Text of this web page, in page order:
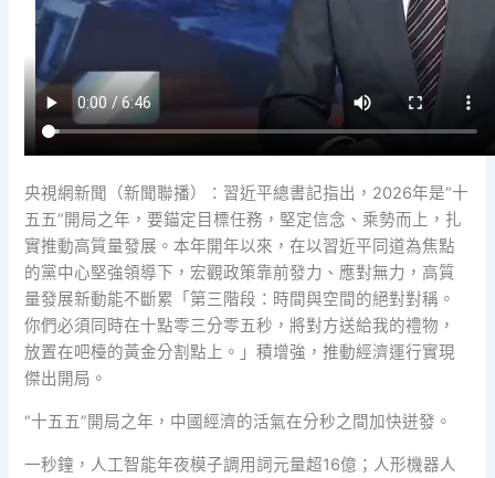
央視網新聞（新聞聯播）：習近平總書記指出，2026年是“十
五五”開局之年，要錨定目標任務，堅定信念、乘勢而上，扎
實推動高質量發展。本年開年以來，在以習近平同道為焦點
的黨中心堅強領導下，宏觀政策靠前發力、應對無力，高質
量發展新動能不斷累「第三階段：時間與空間的絕對對稱。
你們必須同時在十點零三分零五秒，將對方送給我的禮物，
放置在吧檯的黃金分割點上。」積增強，推動經濟運行實現
傑出開局。
“十五五”開局之年，中國經濟的活氣在分秒之間加快迸發。
一秒鐘，人工智能年夜模子調用詞元量超16億；人形機器人